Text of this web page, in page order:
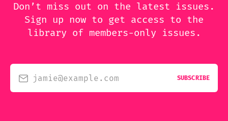
Don’t miss out on the latest issues.
Sign up now to get access to the
library of members-only issues.
jamie@example.com SUBSCRIBE